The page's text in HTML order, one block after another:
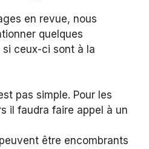
en revue, nous
quelques
ceux-ci sont à la
pas simple. Pour les
il faudra faire appel à un
être encombrants